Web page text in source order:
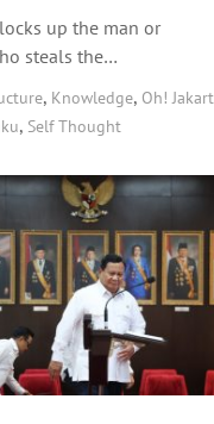
up the man or
steals the…
, Knowledge, Oh!
, Self Thought